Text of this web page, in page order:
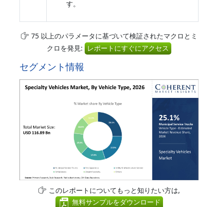
す。
75 以上のパラメータに基づいて検証されたマクロとミ
クロを発見: レポートにすぐにアクセス
セグメント情報
このレポートについてもっと知りたい方は,
無料サンプルをダウンロード